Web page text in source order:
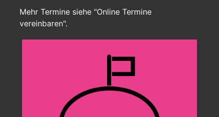
Mehr Termine siehe "Online Termine
vereinbaren".